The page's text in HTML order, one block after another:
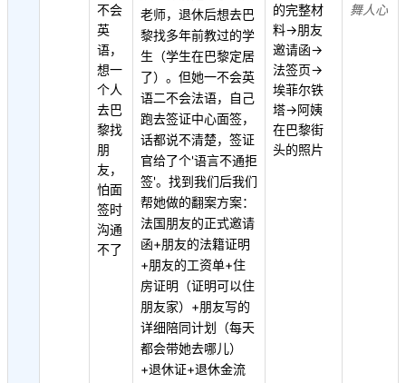
不会
英
语，
想一
个人
去巴
黎找
朋
友，
怕面
签时
沟通
不了
老师，退休后想去巴
黎找多年前教过的学
生（学生在巴黎定居
了）。但她一不会英
语二不会法语，自己
跑去签证中心面签，
话都说不清楚，签证
官给了个'语言不通拒
签'。找到我们后我们
帮她做的翻案方案：
法国朋友的正式邀请
函+朋友的法籍证明
+朋友的工资单+住
房证明（证明可以住
朋友家）+朋友写的
详细陪同计划（每天
都会带她去哪儿）
+退休证+退休金流
的完整材
料→朋友
邀请函→
法签页→
埃菲尔铁
塔→阿姨
在巴黎街
头的照片
舞人心